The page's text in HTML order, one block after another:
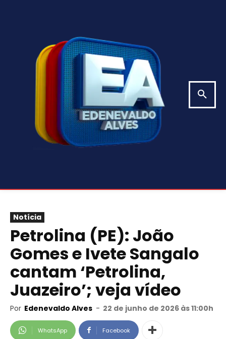
Notícia
Petrolina (PE): João
Gomes e Ivete Sangalo
cantam ‘Petrolina,
Juazeiro’; veja vídeo
Por Edenevaldo Alves - 22 de junho de 2026 às 11:00h
WhatsApp Facebook